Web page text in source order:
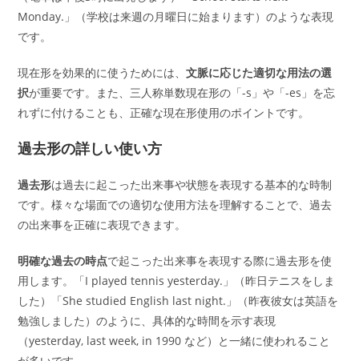
Monday.」（学校は来週の月曜日に始まります）のような表現
です。
現在形を効果的に使うためには、文脈に応じた適切な用法の選
択が重要です。また、三人称単数現在形の「-s」や「-es」を忘
れずに付けることも、正確な現在形使用のポイントです。
過去形の詳しい使い方
過去形は過去に起こった出来事や状態を表現する基本的な時制
です。様々な場面での適切な使用方法を理解することで、過去
の出来事を正確に表現できます。
明確な過去の時点で起こった出来事を表現する際に過去形を使
用します。「I played tennis yesterday.」（昨日テニスをしま
した）「She studied English last night.」（昨夜彼女は英語を
勉強しました）のように、具体的な時間を示す表現
（yesterday, last week, in 1990 など）と一緒に使われること